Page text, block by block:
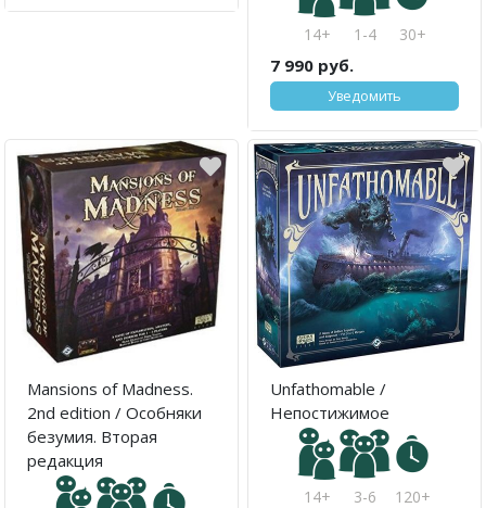
14+ 1-4 30+
7 990 руб.
Уведомить
Mansions of Madness.
2nd edition / Особняки
безумия. Вторая
редакция
Unfathomable /
Непостижимое
14+ 3-6 120+